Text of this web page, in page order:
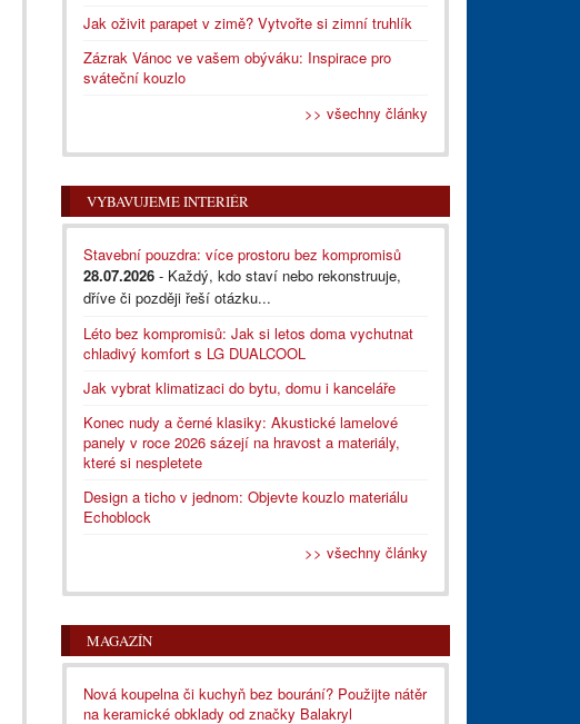
Jak oživit parapet v zimě? Vytvořte si zimní truhlík
Zázrak Vánoc ve vašem obýváku: Inspirace pro
sváteční kouzlo
>> všechny články
VYBAVUJEME INTERIÉR
Stavební pouzdra: více prostoru bez kompromisů
28.07.2026 - Každý, kdo staví nebo rekonstruuje,
dříve či později řeší otázku...
Léto bez kompromisů: Jak si letos doma vychutnat
chladivý komfort s LG DUALCOOL
Jak vybrat klimatizaci do bytu, domu i kanceláře
Konec nudy a černé klasiky: Akustické lamelové
panely v roce 2026 sázejí na hravost a materiály,
které si nespletete
Design a ticho v jednom: Objevte kouzlo materiálu
Echoblock
>> všechny články
MAGAZÍN
Nová koupelna či kuchyň bez bourání? Použijte nátěr
na keramické obklady od značky Balakryl